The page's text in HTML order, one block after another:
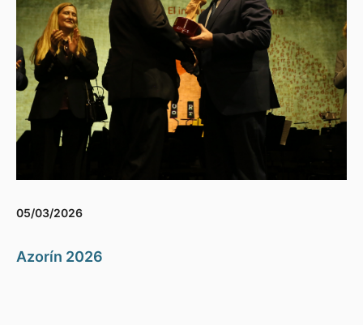
05/03/2026
Azorín 2026